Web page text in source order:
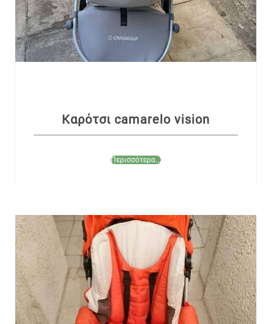
Καρότσι camarelo vision
Περισσότερα...